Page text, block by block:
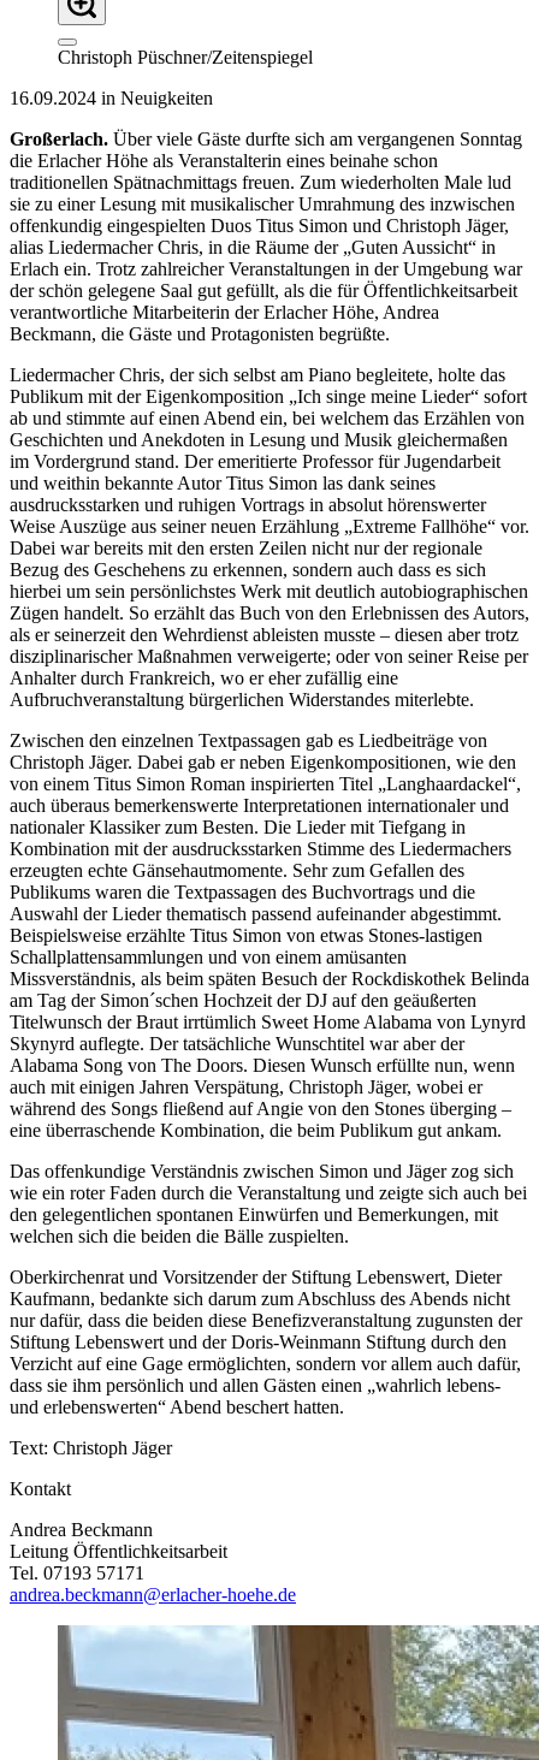
Christoph Püschner/Zeitenspiegel
16.09.2024 in Neuigkeiten
Großerlach. Über viele Gäste durfte sich am vergangenen Sonntag
die Erlacher Höhe als Veranstalterin eines beinahe schon
traditionellen Spätnachmittags freuen. Zum wiederholten Male lud
sie zu einer Lesung mit musikalischer Umrahmung des inzwischen
offenkundig eingespielten Duos Titus Simon und Christoph Jäger,
alias Liedermacher Chris, in die Räume der „Guten Aussicht“ in
Erlach ein. Trotz zahlreicher Veranstaltungen in der Umgebung war
der schön gelegene Saal gut gefüllt, als die für Öffentlichkeitsarbeit
verantwortliche Mitarbeiterin der Erlacher Höhe, Andrea
Beckmann, die Gäste und Protagonisten begrüßte.
Liedermacher Chris, der sich selbst am Piano begleitete, holte das
Publikum mit der Eigenkomposition „Ich singe meine Lieder“ sofort
ab und stimmte auf einen Abend ein, bei welchem das Erzählen von
Geschichten und Anekdoten in Lesung und Musik gleichermaßen
im Vordergrund stand. Der emeritierte Professor für Jugendarbeit
und weithin bekannte Autor Titus Simon las dank seines
ausdrucksstarken und ruhigen Vortrags in absolut hörenswerter
Weise Auszüge aus seiner neuen Erzählung „Extreme Fallhöhe“ vor.
Dabei war bereits mit den ersten Zeilen nicht nur der regionale
Bezug des Geschehens zu erkennen, sondern auch dass es sich
hierbei um sein persönlichstes Werk mit deutlich autobiographischen
Zügen handelt. So erzählt das Buch von den Erlebnissen des Autors,
als er seinerzeit den Wehrdienst ableisten musste – diesen aber trotz
disziplinarischer Maßnahmen verweigerte; oder von seiner Reise per
Anhalter durch Frankreich, wo er eher zufällig eine
Aufbruchveranstaltung bürgerlichen Widerstandes miterlebte.
Zwischen den einzelnen Textpassagen gab es Liedbeiträge von
Christoph Jäger. Dabei gab er neben Eigenkompositionen, wie den
von einem Titus Simon Roman inspirierten Titel „Langhaardackel“,
auch überaus bemerkenswerte Interpretationen internationaler und
nationaler Klassiker zum Besten. Die Lieder mit Tiefgang in
Kombination mit der ausdrucksstarken Stimme des Liedermachers
erzeugten echte Gänsehautmomente. Sehr zum Gefallen des
Publikums waren die Textpassagen des Buchvortrags und die
Auswahl der Lieder thematisch passend aufeinander abgestimmt.
Beispielsweise erzählte Titus Simon von etwas Stones-lastigen
Schallplattensammlungen und von einem amüsanten
Missverständnis, als beim späten Besuch der Rockdiskothek Belinda
am Tag der Simon´schen Hochzeit der DJ auf den geäußerten
Titelwunsch der Braut irrtümlich Sweet Home Alabama von Lynyrd
Skynyrd auflegte. Der tatsächliche Wunschtitel war aber der
Alabama Song von The Doors. Diesen Wunsch erfüllte nun, wenn
auch mit einigen Jahren Verspätung, Christoph Jäger, wobei er
während des Songs fließend auf Angie von den Stones überging –
eine überraschende Kombination, die beim Publikum gut ankam.
Das offenkundige Verständnis zwischen Simon und Jäger zog sich
wie ein roter Faden durch die Veranstaltung und zeigte sich auch bei
den gelegentlichen spontanen Einwürfen und Bemerkungen, mit
welchen sich die beiden die Bälle zuspielten.
Oberkirchenrat und Vorsitzender der Stiftung Lebenswert, Dieter
Kaufmann, bedankte sich darum zum Abschluss des Abends nicht
nur dafür, dass die beiden diese Benefizveranstaltung zugunsten der
Stiftung Lebenswert und der Doris-Weinmann Stiftung durch den
Verzicht auf eine Gage ermöglichten, sondern vor allem auch dafür,
dass sie ihm persönlich und allen Gästen einen „wahrlich lebens-
und erlebenswerten“ Abend beschert hatten.
Text: Christoph Jäger
Kontakt
Andrea Beckmann
Leitung Öffentlichkeitsarbeit
Tel. 07193 57171
andrea.beckmann@erlacher-hoehe.de